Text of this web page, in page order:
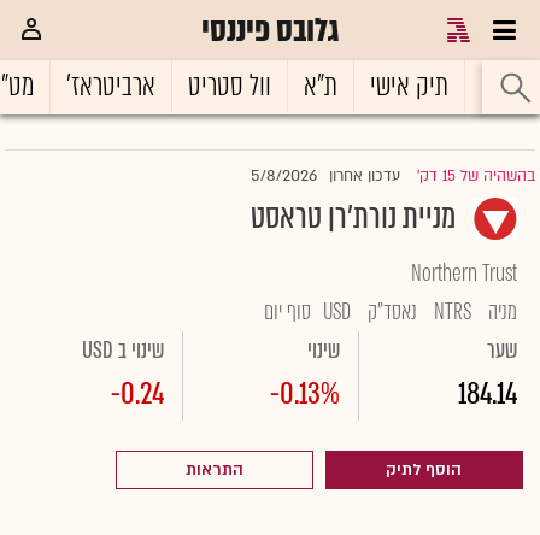
גלובס פיננסי
ראשי תיק אישי ת"א וול סטריט ארביטראז'
בהשהיה של 15 דק' |עדכון אחרון 5/8/2026
מניית נורת'רן טראסט
Northern Trust
מניה NTRS נאסד"ק USD סוף יום
שער
184.14
שינוי
-0.13%
שינוי ב USD
-0.24
הוסף לתיק התראות